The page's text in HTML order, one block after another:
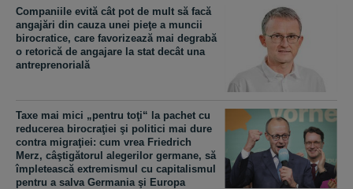
Companiile evită cât pot de mult să facă
angajări din cauza unei pieţe a muncii
birocratice, care favorizează mai degrabă
o retorică de angajare la stat decât una
antreprenorială
Taxe mai mici „pentru toţi“ la pachet cu
reducerea birocraţiei şi politici mai dure
contra migraţiei: cum vrea Friedrich
Merz, câştigătorul alegerilor germane, să
împletească extremismul cu capitalismul
pentru a salva Germania şi Europa